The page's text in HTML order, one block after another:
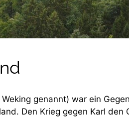
genannt) war ein
Den Krieg gegen Karl den